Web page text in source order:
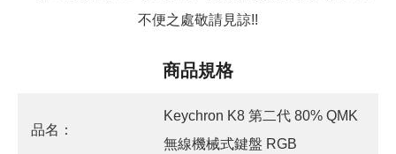
不便之處敬請見諒!!
商品規格
品名：
Keychron K8 第二代 80% QMK
無線機械式鍵盤 RGB